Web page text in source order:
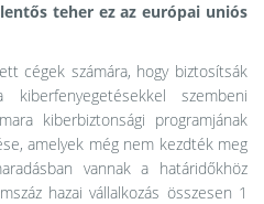
teher ez az európai uniós
cégek számára, hogy biztosítsák
szembeni
kiberbiztonsági programjának
amelyek még nem kezdték meg
vannak a határidőkhöz
hazai vállalkozás összesen 1